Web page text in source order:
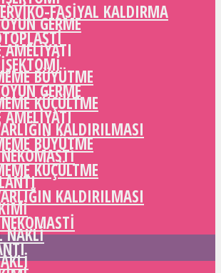
GERME
AMELIYATI
BÜYÜTME
KÜÇÜLTME
KALDIRILMASI
NAKLI
FASIYAL KALDIRMA
GERME
AMELIYATI
BÜYÜTME
KÜÇÜLTME
KALDIRILMASI